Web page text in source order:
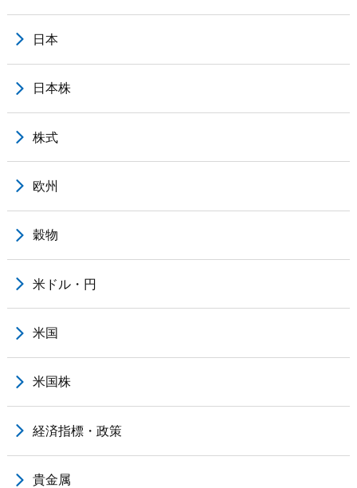
日本
日本株
株式
欧州
穀物
米ドル・円
米国
米国株
経済指標・政策
貴金属